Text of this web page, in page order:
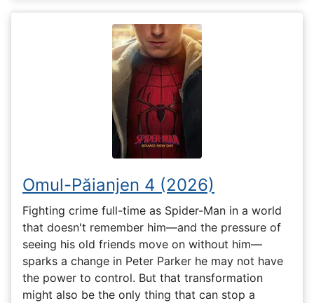
Omul-Păianjen 4 (2026)
Fighting crime full-time as Spider-Man in a world
that doesn't remember him—and the pressure of
seeing his old friends move on without him—
sparks a change in Peter Parker he may not have
the power to control. But that transformation
might also be the only thing that can stop a